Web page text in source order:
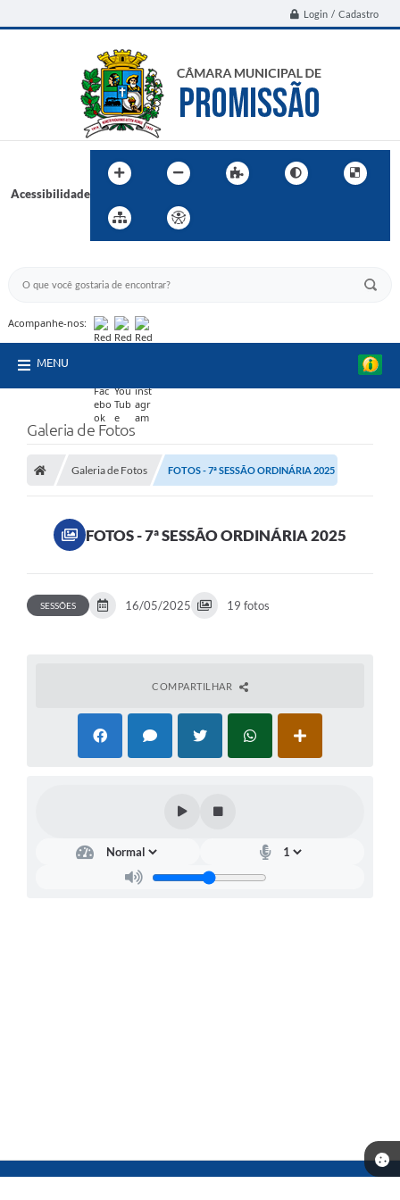
Login / Cadastro
Acessibilidade
Acompanhe-nos:
MENU
Galeria de Fotos
Galeria de Fotos FOTOS - 7ª SESSÃO ORDINÁRIA 2025
FOTOS - 7ª SESSÃO ORDINÁRIA 2025
SESSÕES 16/05/2025 19 fotos
COMPARTILHAR